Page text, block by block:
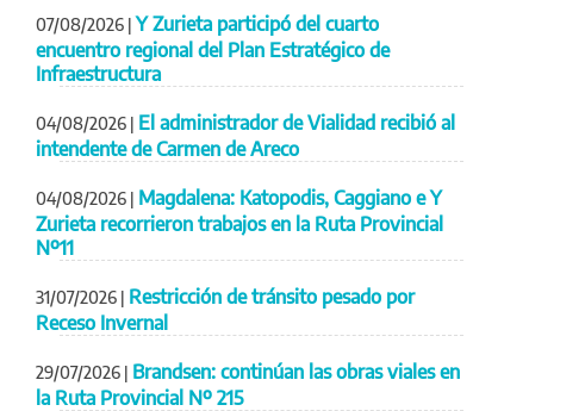
07/08/2026 | Y Zurieta participó del cuarto
encuentro regional del Plan Estratégico de
Infraestructura
04/08/2026 | El administrador de Vialidad recibió al
intendente de Carmen de Areco
04/08/2026 | Magdalena: Katopodis, Caggiano e Y
Zurieta recorrieron trabajos en la Ruta Provincial
Nº11
31/07/2026 | Restricción de tránsito pesado por
Receso Invernal
29/07/2026 | Brandsen: continúan las obras viales en
la Ruta Provincial Nº 215